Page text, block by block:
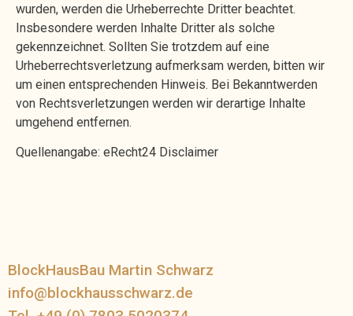
wurden, werden die Urheberrechte Dritter beachtet.
Insbesondere werden Inhalte Dritter als solche
gekennzeichnet. Sollten Sie trotzdem auf eine
Urheberrechtsverletzung aufmerksam werden, bitten wir
um einen entsprechenden Hinweis. Bei Bekanntwerden
von Rechtsverletzungen werden wir derartige Inhalte
umgehend entfernen.
Quellenangabe: eRecht24 Disclaimer
BlockHausBau Martin Schwarz
info@blockhausschwarz.de